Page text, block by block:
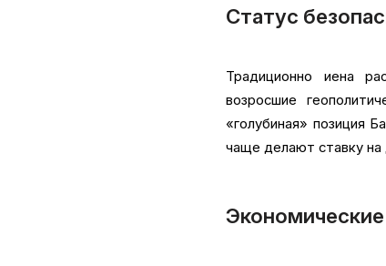
Статус
Традиционно иена
возросшие
«голубиная» позиция
чаще делают ставку на